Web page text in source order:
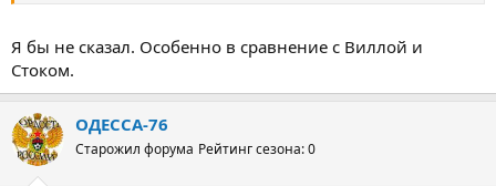
Я бы не сказал. Особенно в сравнение с Виллой и
Стоком.
ОДЕССА-76
Старожил форума Рейтинг сезона: 0